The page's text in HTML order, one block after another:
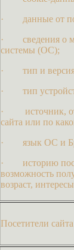
· данные от
· сведения о
системы (ОС);
· тип и версия
· тип
· источник,
сайта или по
· язык ОС и
· историю
возможность
возраст,
Посетители сайта